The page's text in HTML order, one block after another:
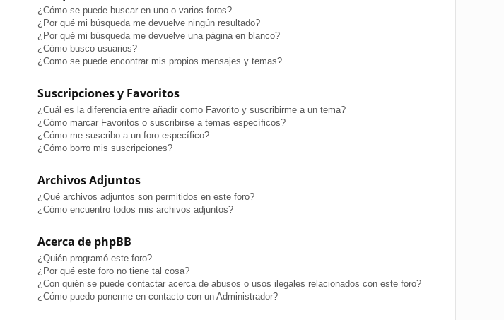
¿Cómo se puede buscar en uno o varios foros?
¿Por qué mi búsqueda me devuelve ningún resultado?
¿Por qué mi búsqueda me devuelve una página en blanco?
¿Cómo busco usuarios?
¿Como se puede encontrar mis propios mensajes y temas?
Suscripciones y Favoritos
¿Cuál es la diferencia entre añadir como Favorito y suscribirme a un tema?
¿Cómo marcar Favoritos o suscribirse a temas específicos?
¿Cómo me suscribo a un foro específico?
¿Cómo borro mis suscripciones?
Archivos Adjuntos
¿Qué archivos adjuntos son permitidos en este foro?
¿Cómo encuentro todos mis archivos adjuntos?
Acerca de phpBB
¿Quién programó este foro?
¿Por qué este foro no tiene tal cosa?
¿Con quién se puede contactar acerca de abusos o usos ilegales relacionados con este foro?
¿Cómo puedo ponerme en contacto con un Administrador?